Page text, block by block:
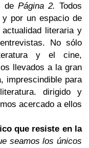
dePágina 2. Todos
por un espacio de
literaria y
No sólo
y el cine,
llevados a la gran
imprescindible para
dirigido y
acercado a ellos
que resiste en la
los únicos